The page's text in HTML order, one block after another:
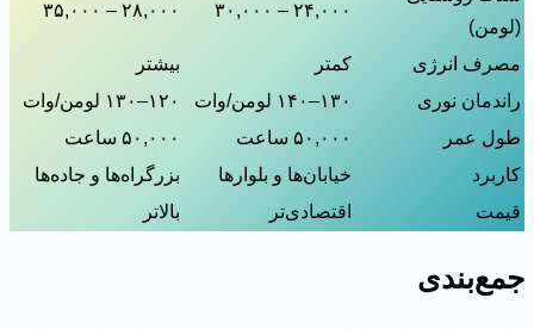
(لومن)
۲۴,۰۰۰ – ۳۰,۰۰۰ ۲۸,۰۰۰ – ۳۵,۰۰۰
مصرف انرژی کمتر
بیشتر
راندمان نوری
۱۳۰–۱۴۰ لومن/وات
۱۲۰–۱۳۰ لومن/وات
طول عمر
۵۰,۰۰۰ ساعت
۵۰,۰۰۰ ساعت
کاربرد
خیابان‌ها و بلوارها
بزرگراه‌ها و جاده‌ها
قیمت
اقتصادی‌تر بالاتر
جمع‌بندی